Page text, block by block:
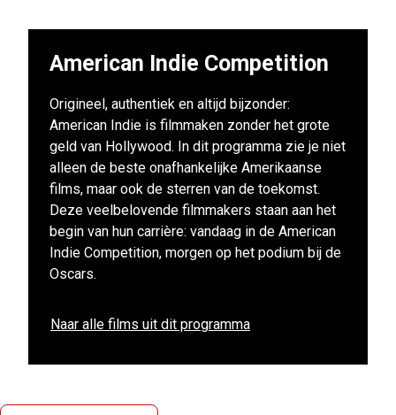
American Indie Competition
Origineel, authentiek en altijd bijzonder:
American Indie is filmmaken zonder het grote
geld van Hollywood. In dit programma zie je niet
alleen de beste onafhankelijke Amerikaanse
films, maar ook de sterren van de toekomst.
Deze veelbelovende filmmakers staan aan het
begin van hun carrière: vandaag in de American
Indie Competition, morgen op het podium bij de
Oscars.
Naar alle films uit dit programma